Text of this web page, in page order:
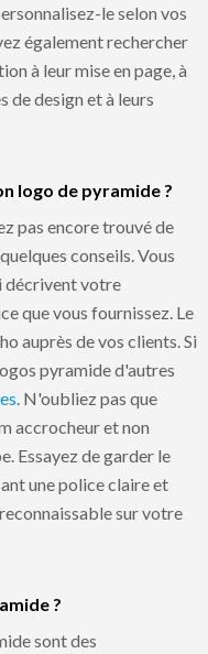
le selon vos
également rechercher
à leur mise en page, à
de design et à leurs
logo de pyramide ?
pas encore trouvé de
conseils. Vous
décrivent votre
que vous fournissez. Le
auprès de vos clients. Si
pyramide d'autres
. N'oubliez pas que
accrocheur et non
Essayez de garder le
une police claire et
sur votre
?
sont des